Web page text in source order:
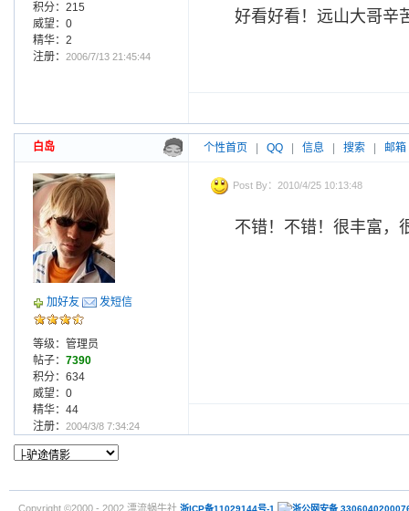
积分：215
威望：0
精华：2
注册： 2006/7/13 21:45:44
好看好看！远山大哥辛
白岛 个性首页 QQ 信息 搜索 邮箱
加好友 发短信
等级：管理员
帖子： 7390
积分：634
威望：0
精华：44
注册： 2004/3/8 7:34:24
Post By：2010/4/25 10:13:48
不错！不错！很丰富，
Copyright ©2000 - 2002 漂流蜗牛社 浙ICP备11029144号-1 浙公网安备